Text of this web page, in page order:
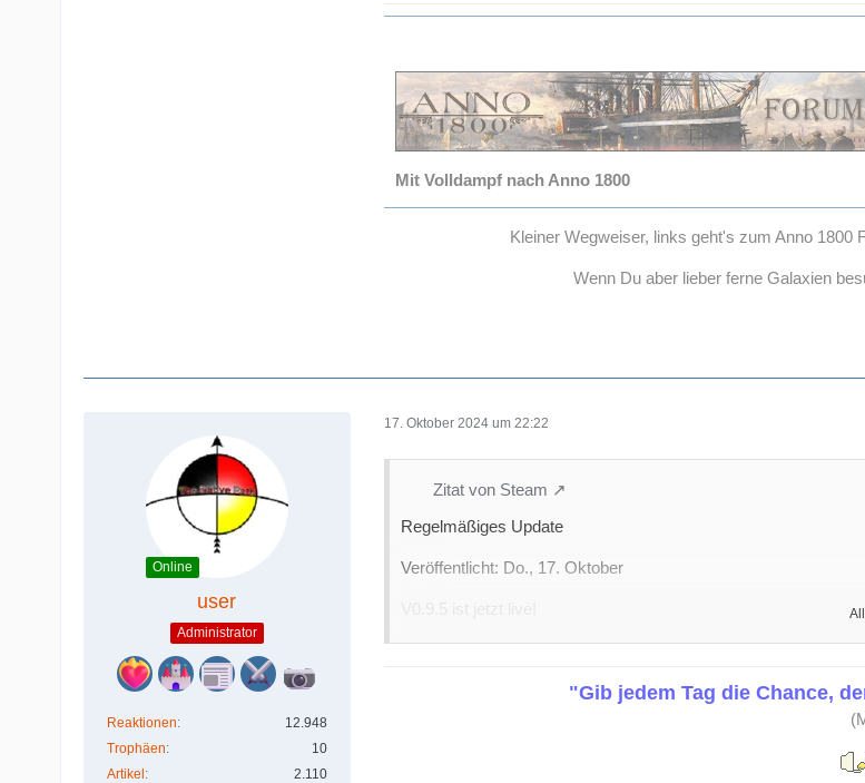
Mit Volldampf nach Anno 1800
Kleiner Wegweiser, links geht's zum Anno
Wenn Du aber lieber ferne Galaxien
Online
user
Administrator
Reaktionen
12.948
Trophäen
10
Artikel
2.110
17. Oktober 2024 um 22:22
Zitat von Steam
Regelmäßiges Update
Veröffentlicht: Do., 17. Oktober
Unser Vorstoß in Richtung v1.0 geht heute mit der offiziellen
Sie können in unserer detaillierten Roadmap verfolgen, was
V0.9.5 führt eine Vielzahl stark nachgefragter Verbesserungen
ausgraben können, um wertvolle Ressourcen zu entdecken.
"Gib jedem Tag die Chance,